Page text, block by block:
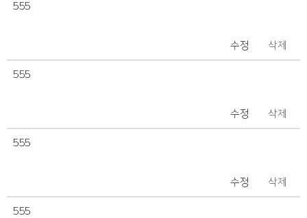
555
수정 삭제
555
수정 삭제
555
수정 삭제
555